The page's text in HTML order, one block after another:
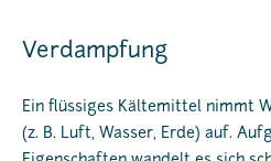
Verdampfung
Ein flüssiges Kältemittel nimmt
(z. B. Luft, Wasser, Erde) auf.